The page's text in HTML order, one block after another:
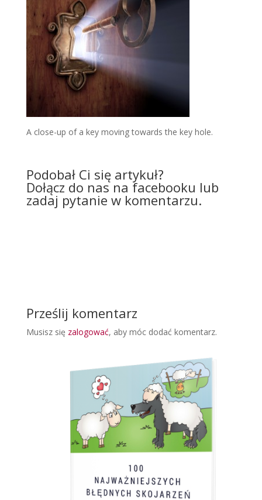
A close-up of a key moving towards the key hole.
Podobał Ci się artykuł?
Dołącz do nas na facebooku lub
zadaj pytanie w komentarzu.
Prześlij komentarz
Musisz się zalogować, aby móc dodać komentarz.